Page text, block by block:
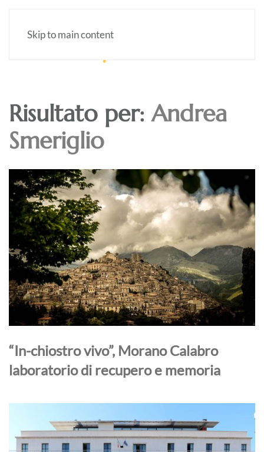
Skip to main content
Risultato per:Andrea
Smeriglio
“In-chiostro vivo”, Morano Calabro
laboratorio di recupero e memoria